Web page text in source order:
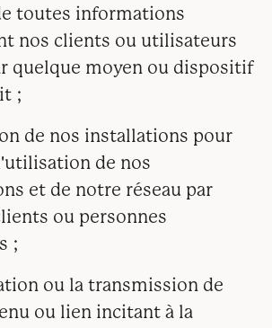
toutes informations
nos clients ou utilisateurs
quelque moyen ou dispositif
;
de nos installations pour
de nos
et de notre réseau par
ou personnes
;
ou la transmission de
ou lien incitant à la